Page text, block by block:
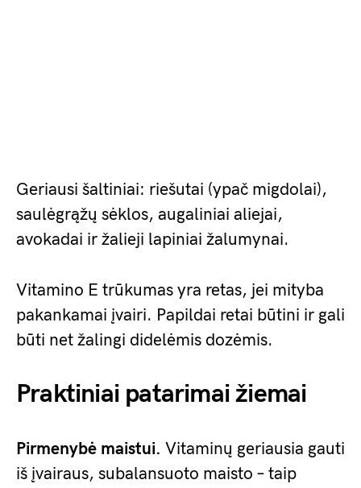
Geriausi šaltiniai: riešutai (ypač migdolai),
saulėgrąžų sėklos, augaliniai aliejai,
avokadai ir žalieji lapiniai žalumynai.
Vitamino E trūkumas yra retas, jei mityba
pakankamai įvairi. Papildai retai būtini ir gali
būti net žalingi didelėmis dozėmis.
Praktiniai patarimai žiemai
Pirmenybė maistui. Vitaminų geriausia gauti
iš įvairaus, subalansuoto maisto – taip